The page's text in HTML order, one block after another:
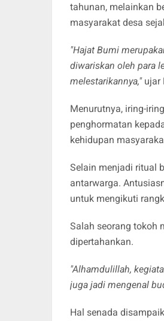
tahunan, melainkan
masyarakat desa
"Hajat Bumi
diwariskan oleh para
melestarikannya,"ujar
Menurutnya, iring-
penghormatan
kehidupan
Selain menjadi ritual
antarwarga.
untuk mengikuti
Salah seorang tokoh
dipertahankan.
"Alhamdulillah,
juga jadi mengenal
Hal senada